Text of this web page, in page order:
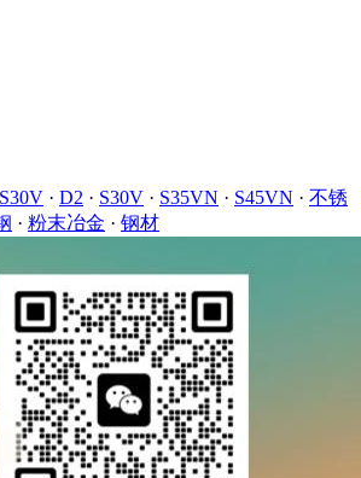
· D2 · S30V · S35VN · S45VN · 不锈
· 粉末冶金 · 钢材